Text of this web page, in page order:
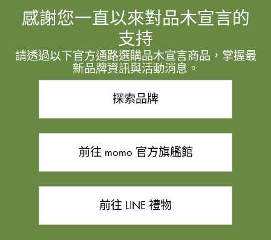
感謝您一直以來對品木宣言的
支持
請透過以下官方通路選購品木宣言商品，掌握最
新品牌資訊與活動消息。
探索品牌
前往 momo 官方旗艦館
前往 LINE 禮物